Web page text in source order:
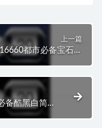
上一篇
都市必备宝石蓝
变简约时尚职场.clock
备酷黑白简